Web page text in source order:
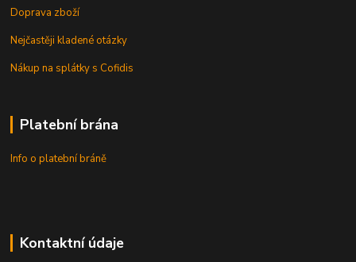
Doprava zboží
Nejčastěji kladené otázky
Nákup na splátky s Cofidis
Platební brána
Info o platební bráně
Kontaktní údaje